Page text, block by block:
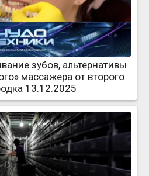
зубов, альтернативы
массажера от второго
13.12.2025